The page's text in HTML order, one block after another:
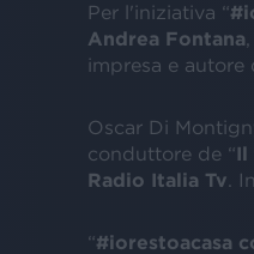
Per l'iniziativa “
Andrea Fontana
impresa e autore
Oscar Di
conduttore de “Il
Radio Italia Tv .
“#iorestoacasa